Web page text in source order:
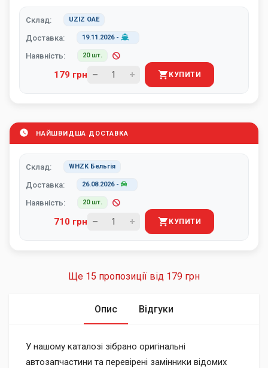
Склад: UZIZ ОАЕ
Доставка: 19.11.2026-
Наявність: 20 шт.
179 грн КУПИТИ
НАЙШВИДША ДОСТАВКА
Склад: WHZK Бельгія
Доставка: 26.08.2026-
Наявність: 20 шт.
710 грн КУПИТИ
Ще 15 пропозиції від 179 грн
Опис Відгуки
У нашому каталозі зібрано оригінальні
автозапчастини та перевірені замінники відомих